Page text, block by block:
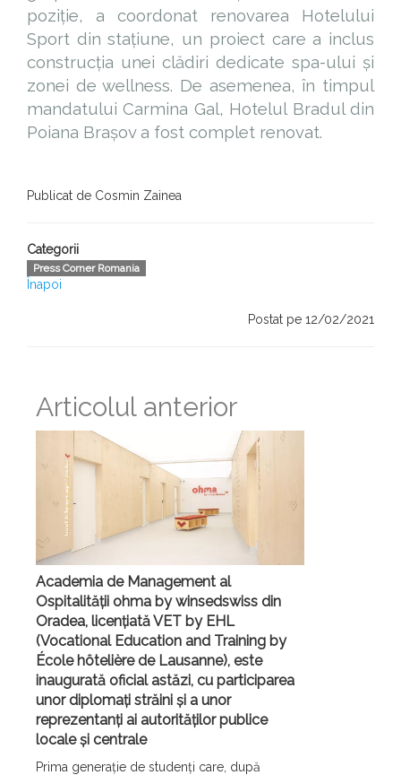
poziție, a coordonat renovarea Hotelului
Sport din stațiune, un proiect care a inclus
construcția unei clădiri dedicate spa-ului și
zonei de wellness. De asemenea, în timpul
mandatului Carmina Gal, Hotelul Bradul din
Poiana Brașov a fost complet renovat.
Publicat de Cosmin Zainea
Categorii
Press Corner Romania
Înapoi
Postat pe 12/02/2021
Articolul anterior
Academia de Management al
Ospitalității ohma by winsedswiss din
Oradea, licențiată VET by EHL
(Vocational Education and Training by
École hôtelière de Lausanne), este
inaugurată oficial astăzi, cu participarea
unor diplomați străini și a unor
reprezentanți ai autorităților publice
locale și centrale
Prima generație de studenți care, după